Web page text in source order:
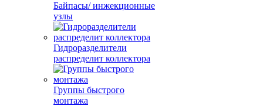
Байпасы/ инжекционные
узлы
Гидроразделители
распределит коллектора
Группы быстрого
монтажа